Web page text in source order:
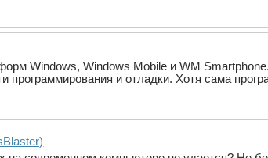
Windows, Windows Mobile и WM
программирования и отладки. Хотя сама